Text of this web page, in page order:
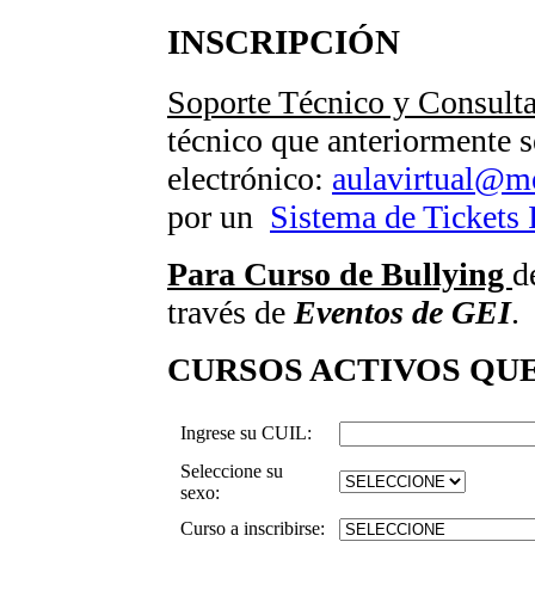
INSCRIPCIÓN
Soporte Técnico y
técnico que anteriormente
electrónico:
por un Sistema de Tickets
Para Curso de Bullying
través deEventos de GEI.
CURSOS ACTIVOS
Ingrese su CUIL:
Seleccione su
sexo:
Curso a inscribirse: